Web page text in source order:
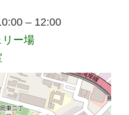
– 12:00
ー場